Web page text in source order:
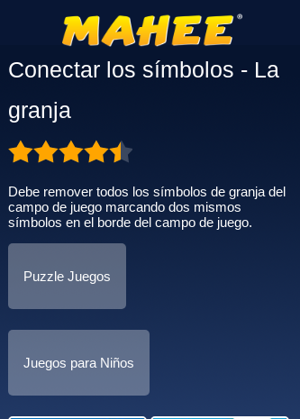
Conectar los símbolos - La
granja
Debe remover todos los símbolos de granja del
campo de juego marcando dos mismos
símbolos en el borde del campo de juego.
Puzzle Juegos
Juegos para Niños